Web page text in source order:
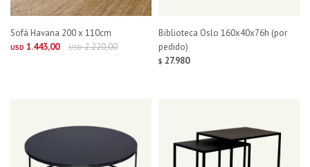
Sofá Havana 200 x 110cm
USD 1.443,00 USD 2.220,00
Biblioteca Oslo 160x40x76h (por
pedido)
$ 27.980